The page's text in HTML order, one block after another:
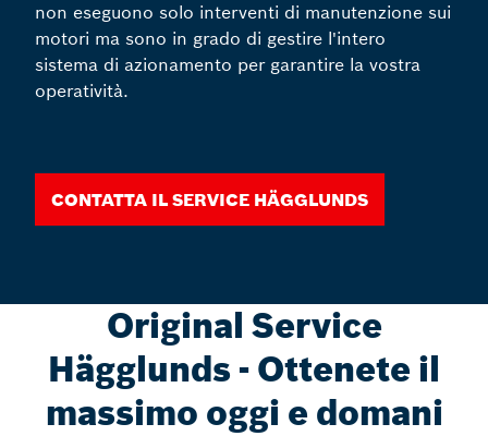
non eseguono solo interventi di manutenzione sui
motori ma sono in grado di gestire l'intero
sistema di azionamento per garantire la vostra
operatività.
Contatta il Service Hägglunds
Original Service
Hägglunds - Ottenete il
massimo oggi e domani